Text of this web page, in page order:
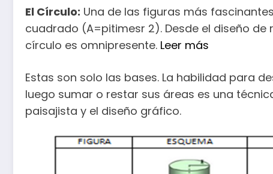
El Círculo: Una de las figuras más
cuadrado (A=pitimesr 2). Desde el diseño
círculo es omnipresente. Leer más
Estas son solo las bases. La habilidad para
luego sumar o restar sus áreas es una
paisajista y el diseño gráfico.